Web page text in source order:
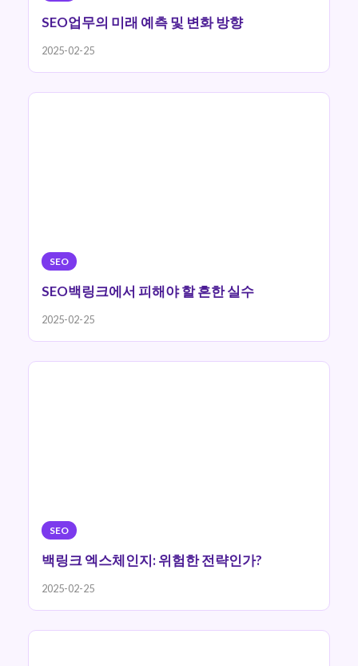
SEO업무의 미래 예측 및 변화 방향
2025-02-25
SEO
SEO백링크에서 피해야 할 흔한 실수
2025-02-25
SEO
백링크 엑스체인지: 위험한 전략인가?
2025-02-25